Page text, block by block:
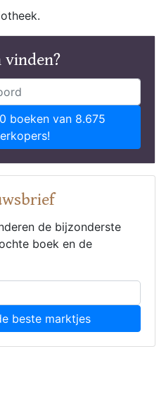
vinden?
boeken van 8.675
de bijzonderste
boek en de
beste marktjes